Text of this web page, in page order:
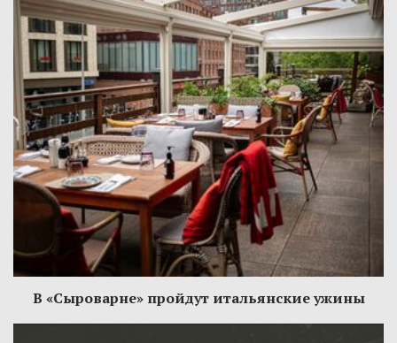
В «Сыроварне» пройдут итальянские ужины